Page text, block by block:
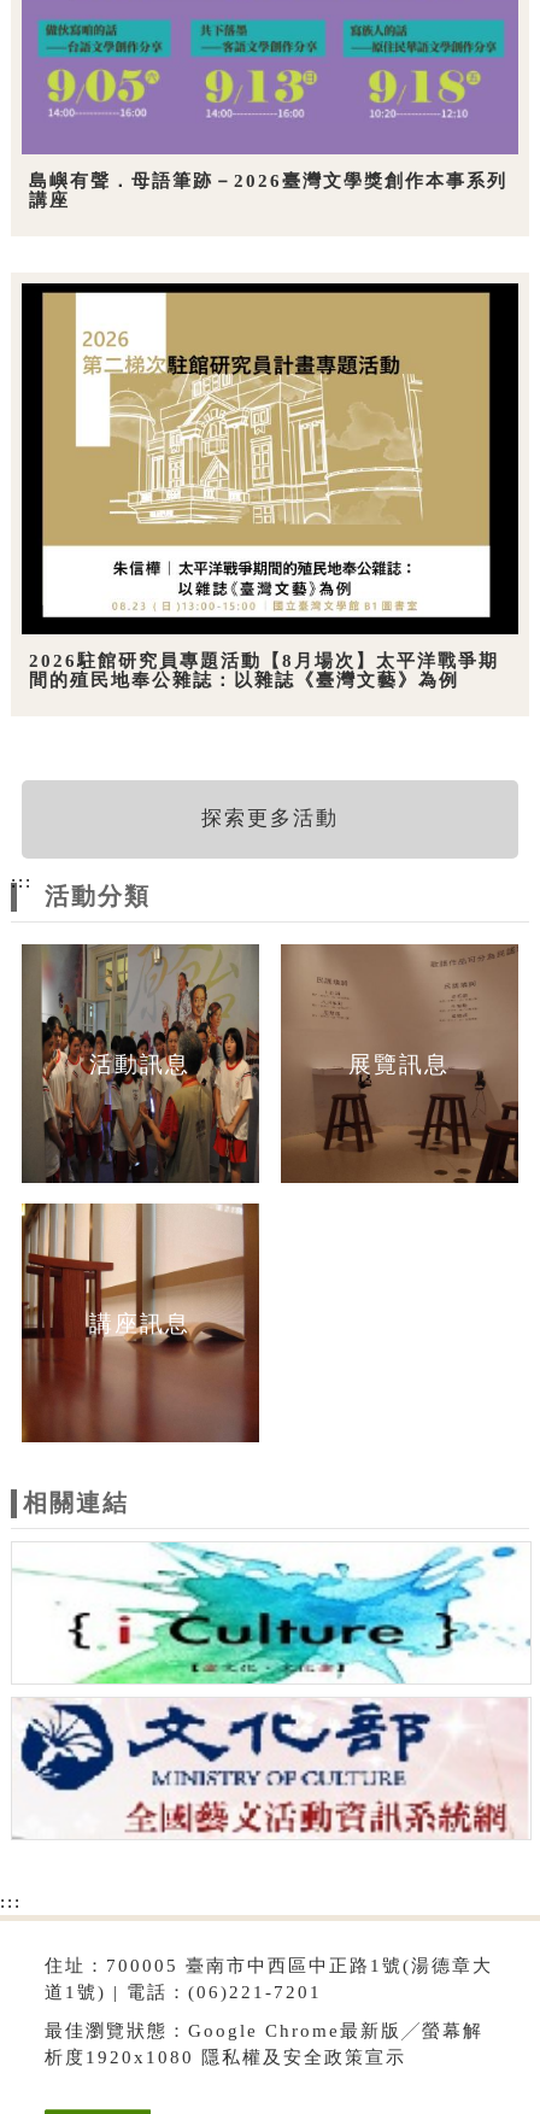
島嶼有聲．母語筆跡－2026臺灣文學獎創作本事系列
講座
2026駐館研究員專題活動【8月場次】太平洋戰爭期
間的殖民地奉公雜誌：以雜誌《臺灣文藝》為例
探索更多活動
:::
活動分類
活動訊息 展覽訊息
講座訊息
相關連結
:::
住址：700005 臺南市中西區中正路1號(湯德章大
道1號) | 電話：(06)221-7201
最佳瀏覽狀態：Google Chrome最新版╱螢幕解
析度1920x1080 隱私權及安全政策宣示